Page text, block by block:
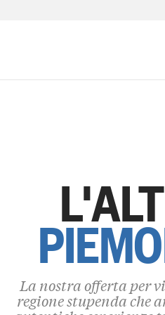
La nostra offerta per
regione stupenda che